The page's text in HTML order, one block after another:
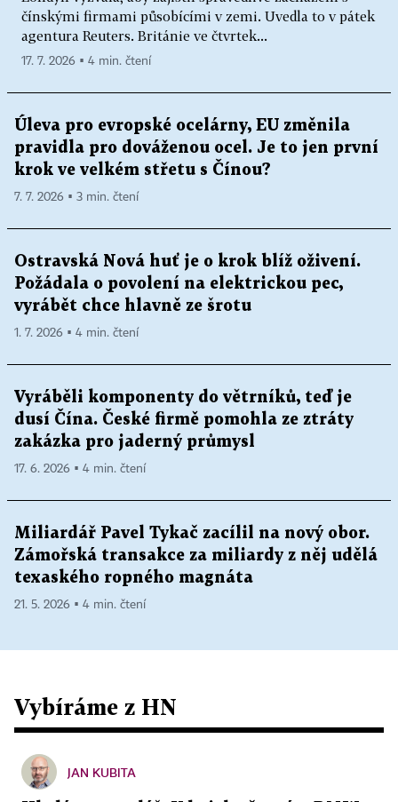
čínskými firmami působícími v zemi. Uvedla to v pátek
agentura Reuters. Británie ve čtvrtek...
17. 7. 2026 ▪ 4 min. čtení
Úleva pro evropské ocelárny, EU změnila
pravidla pro dováženou ocel. Je to jen první
krok ve velkém střetu s Čínou?
7. 7. 2026 ▪ 3 min. čtení
Ostravská Nová huť je o krok blíž oživení.
Požádala o povolení na elektrickou pec,
vyrábět chce hlavně ze šrotu
1. 7. 2026 ▪ 4 min. čtení
Vyráběli komponenty do větrníků, teď je
dusí Čína. České firmě pomohla ze ztráty
zakázka pro jaderný průmysl
17. 6. 2026 ▪ 4 min. čtení
Miliardář Pavel Tykač zacílil na nový obor.
Zámořská transakce za miliardy z něj udělá
texaského ropného magnáta
21. 5. 2026 ▪ 4 min. čtení
Vybíráme z HN
JAN KUBITA